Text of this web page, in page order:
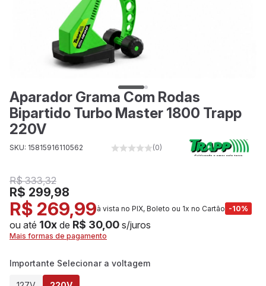
Aparador Grama Com Rodas
Bipartido Turbo Master 1800 Trapp
220V
SKU: 15815916110562 (0)
R$ 333,32
R$ 299,98
R$ 269,99à vista no PIX, Boleto ou 1x no Cartão -10%
ou até 10x de R$ 30,00 s/juros
Mais formas de pagamento
Importante Selecionar a voltagem